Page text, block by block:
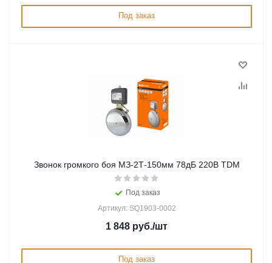
Под заказ
Звонок громкого боя МЗ-2Т-150мм 78дБ 220В TDM
Под заказ
Артикул: SQ1903-0002
1 848 руб./шт
Под заказ